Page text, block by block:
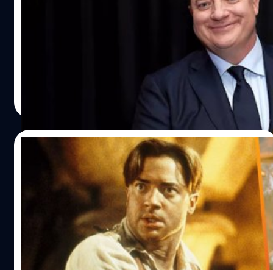
เบรนแดน เฟรเซอร์ (Brendan Fraser) กล่าวสุนทรพจน์หลังได้
รับรางวัล 'Tribute Award' จากการแสดงของใน 'The Whale'
ที่เทศกาลภาพยนตร์นานาชาติโตรอนโต้ ประเทศแคนาดา ซึ่ง
รางวัลนี้จะมีให้สำหรับนักแสดงที่มีผลงานอันยอดเยี่ยม ใน
สุนทรพจน์ของเฟรเซอร์กล่าวว่า "นี่เป็นเรื่องใหม่สำหรับผมเลย
ปกติแล้วรางวัลพวกนี้ผมเป็นคนให้คนอื่นบนโพเดียม ซึ่งผมก็
ทำได้ดีเลย เคล็ดลับคือ มือซ้ายจับแล้วค้าง มือขวาเขย่า .... ผม
คิดว่าครั้งสุดท้ายที่ผมรอคนเรียกชื่อผมเพื่อรับรางวัล คือตอน
ที่ผมอยู่ ป.4 จากลีกโบว์ลิ่ง 'Peewee' " เฟรเซอร์ได้พูดขอบคุณ
ถึงนักเขียนบท ซามูเอล ดี. ฮันเตอร์ (Samuel D. Hunter.) และ
ผู้กำกับ ดาร์เรน อาโรนอฟสกี (Darren Aronofsky) ว่า "ศิลปะ
คือความเสี่ยง และคุณควรรู้ว่าพวกเขายอมเสี่ยงให้โอกาส
แสดงกับผม ผมรู้สึกขอบคุณพวกเขาตลอดไป" สุดท้ายเฟร
เซอร์ได้พูดขอบคุณทุกคนที่มอบรางวัล Tribute Award นี้ให้
กับเขา "ขอขอบคุณทุกคนโดยเฉพาะ คาเมรอน เบลีย์
(Cameron Bailey) ผมแค่อยากให้คุณทราบว่า ผมซาบซึ้งกับ
รางวัลนี้มากเพียงใด ขอบคุณ…
05/09/2022
Dwayne Johnson แสดงความยินดีกับ
Brendan Fraser หลัง ‘The Whale’ ได้รับ
เสียงปรบมือชื่นชมหลังฉาย
ดเวย์น จอห์นสัน (Dwayne Johnson) รีทวีตแสดงความยินดี
กับ เบรนแดน เฟรเซอร์ (Brendan Fraser) หลังภาพยนตร์
‘The Whale’ ได้รับ Standing Ovation นานถึง 6 นาที